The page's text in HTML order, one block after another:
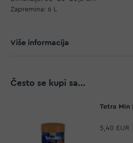
Zapremina: 6 L
Više informacija
Često se kupi sa...
Tetra Min
5,40 EUR